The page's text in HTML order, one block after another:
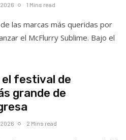
1 Mins read
las marcas más queridas por
el McFlurry Sublime. Bajo el
el festival de
grande de
2 Mins read